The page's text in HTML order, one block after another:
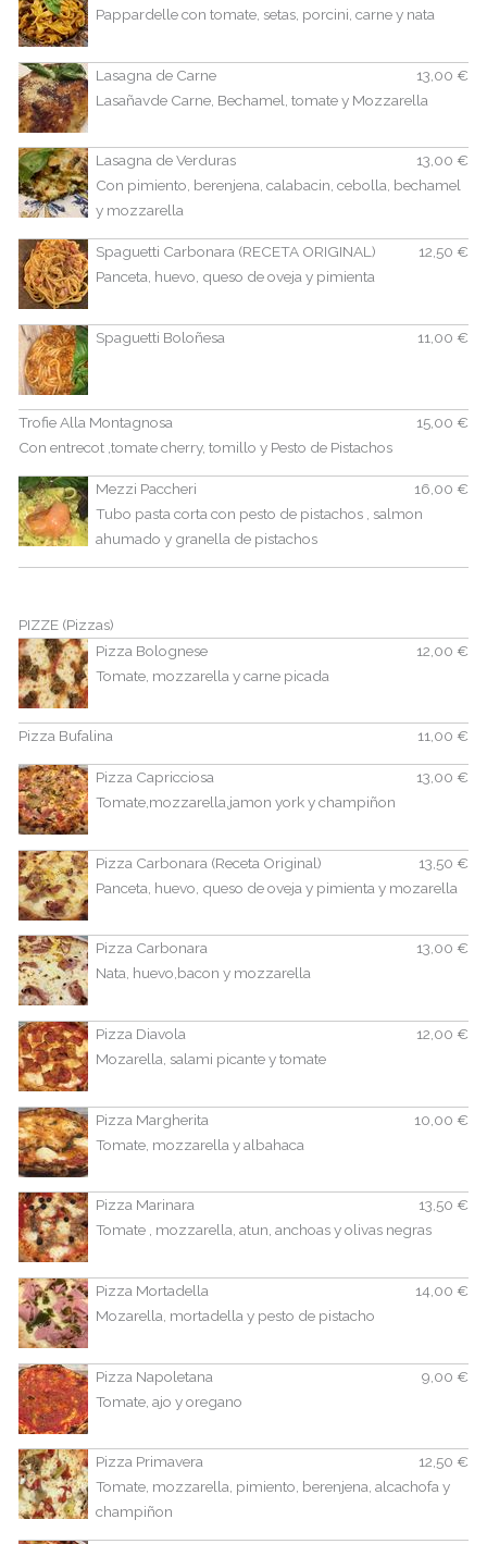
Pappardelle con tomate, setas, porcini, carne y nata
Lasagna de Carne
13,00 €
Lasañavde Carne, Bechamel, tomate y Mozzarella
Lasagna de Verduras
13,00 €
Con pimiento, berenjena, calabacin, cebolla, bechamel
y mozzarella
Spaguetti Carbonara (RECETA ORIGINAL)
12,50 €
Panceta, huevo, queso de oveja y pimienta
Spaguetti Boloñesa 11,00 €
Trofie Alla Montagnosa
15,00 €
Con entrecot ,tomate cherry, tomillo y Pesto de Pistachos
Mezzi Paccheri
16,00 €
Tubo pasta corta con pesto de pistachos , salmon
ahumado y granella de pistachos
PIZZE (Pizzas)
Pizza Bolognese
12,00 €
Tomate, mozzarella y carne picada
Pizza Bufalina 11,00 €
Pizza Capricciosa
13,00 €
Tomate,mozzarella,jamon york y champiñon
Pizza Carbonara (Receta Original)
13,50 €
Panceta, huevo, queso de oveja y pimienta y mozarella
Pizza Carbonara
13,00 €
Nata, huevo,bacon y mozzarella
Pizza Diavola
12,00 €
Mozarella, salami picante y tomate
Pizza Margherita
10,00 €
Tomate, mozzarella y albahaca
Pizza Marinara
13,50 €
Tomate , mozzarella, atun, anchoas y olivas negras
Pizza Mortadella
14,00 €
Mozarella, mortadella y pesto de pistacho
Pizza Napoletana
9,00 €
Tomate, ajo y oregano
Pizza Primavera
12,50 €
Tomate, mozzarella, pimiento, berenjena, alcachofa y
champiñon